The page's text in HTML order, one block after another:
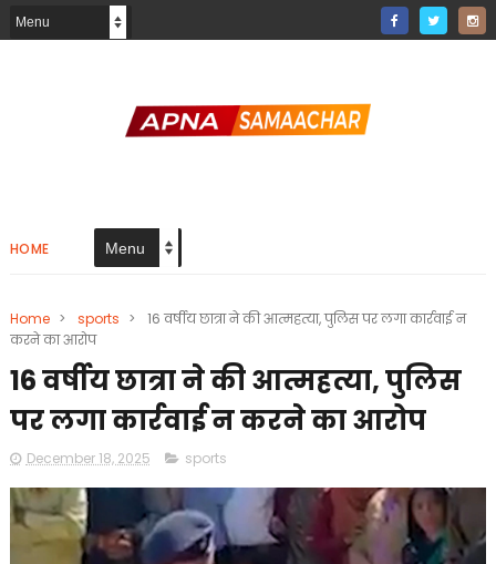
HOME
Home > sports >
16 वर्षीय छात्रा ने की आत्महत्या, पुलिस पर लगा कार्रवाई न
करने का आरोप
16 वर्षीय छात्रा ने की आत्महत्या, पुलिस
पर लगा कार्रवाई न करने का आरोप
December 18, 2025 sports